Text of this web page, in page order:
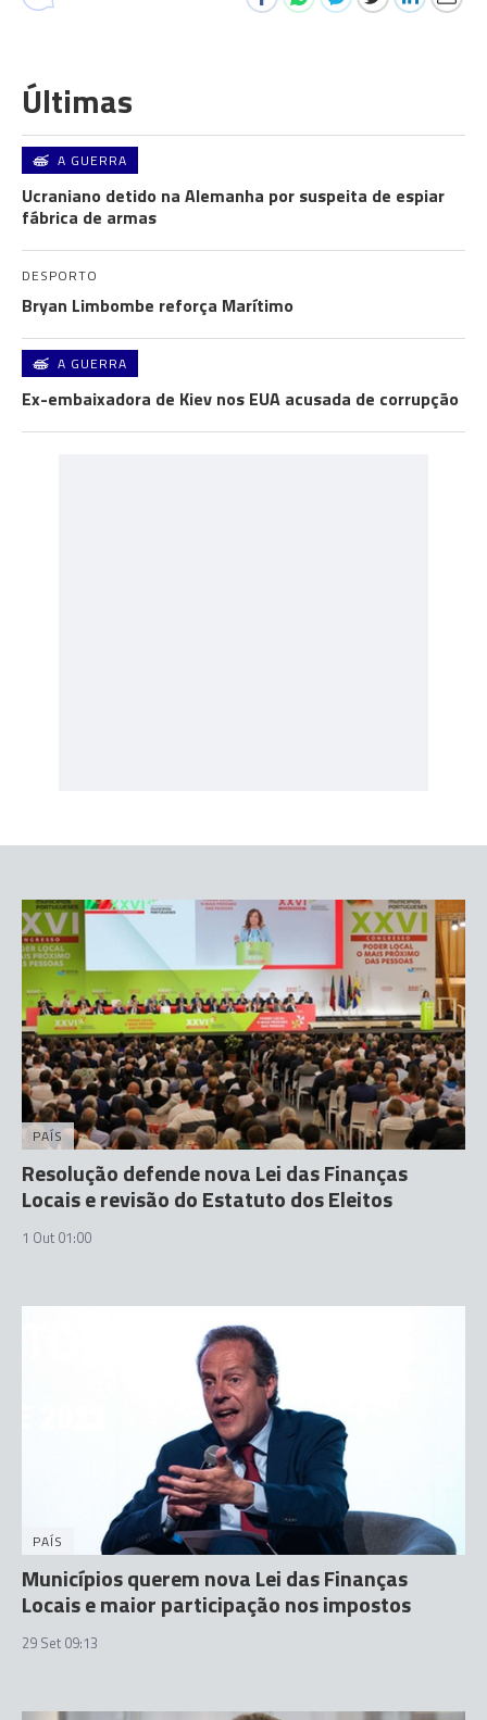
Últimas
A GUERRA
Ucraniano detido na Alemanha por suspeita de espiar
fábrica de armas
DESPORTO
Bryan Limbombe reforça Marítimo
A GUERRA
Ex-embaixadora de Kiev nos EUA acusada de corrupção
PAÍS
Resolução defende nova Lei das Finanças
Locais e revisão do Estatuto dos Eleitos
1 Out 01:00
PAÍS
Municípios querem nova Lei das Finanças
Locais e maior participação nos impostos
29 Set 09:13